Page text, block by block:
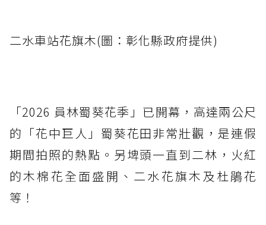
二水車站花旗木(圖：彰化縣政府提供)
「2026 員林蜀葵花季」已開幕，高達兩公尺
的「花中巨人」蜀葵花田非常壯觀，是連假
期間拍照的熱點。另埤頭一直到二林，火紅
的木棉花全面盛開、二水花旗木及杜鵑花
等！